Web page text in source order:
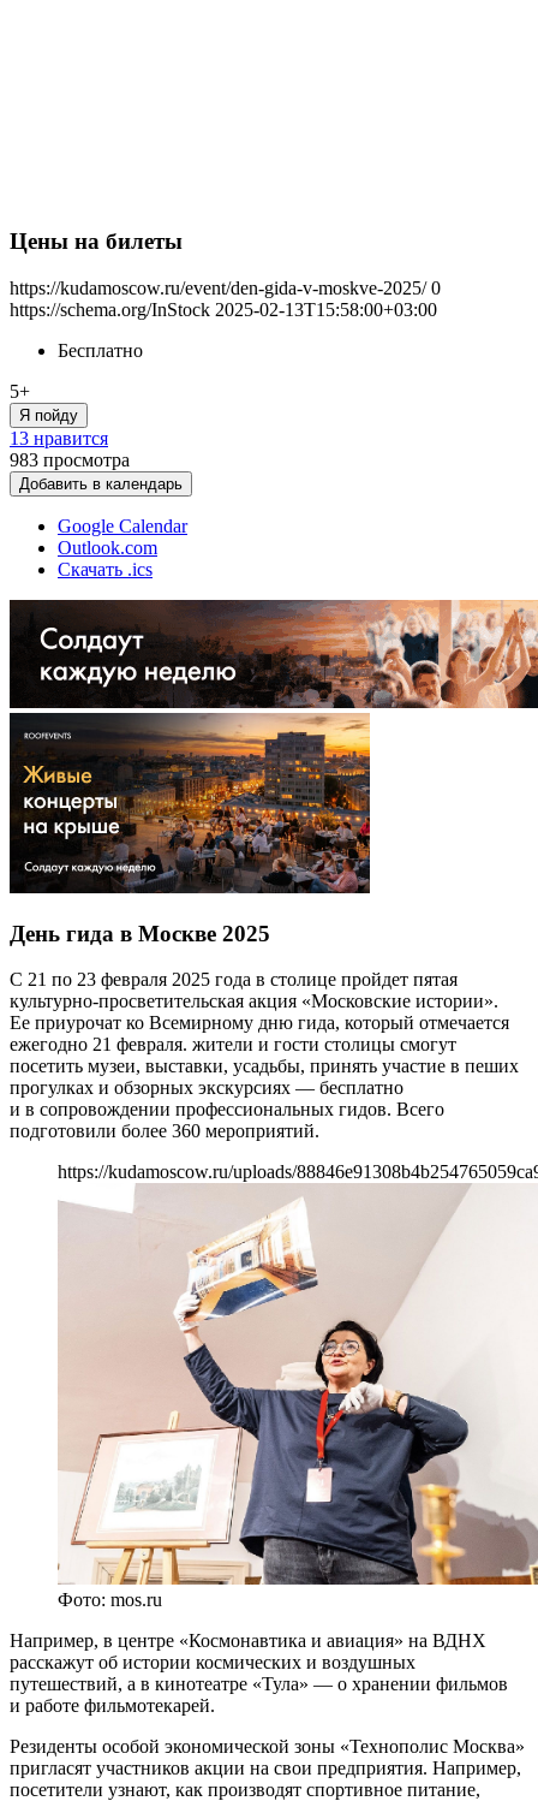
Цены на билеты
https://kudamoscow.ru/event/den-gida-v-moskve-2025/ 0
https://schema.org/InStock 2025-02-13T15:58:00+03:00
Бесплатно
5+
Я пойду
13 нравится
983 просмотра
Добавить в календарь
Google Calendar
Outlook.com
Скачать .ics
День гида в Москве 2025
С 21 по 23 февраля 2025 года в столице пройдет пятая
культурно-просветительская акция «Московские истории».
Ее приурочат ко Всемирному дню гида, который отмечается
ежегодно 21 февраля. жители и гости столицы смогут
посетить музеи, выставки, усадьбы, принять участие в пеших
прогулках и обзорных экскурсиях — бесплатно
и в сопровождении профессиональных гидов. Всего
подготовили более 360 мероприятий.
https://kudamoscow.ru/uploads/
Фото: mos.ru
Например, в центре «Космонавтика и авиация» на ВДНХ
расскажут об истории космических и воздушных
путешествий, а в кинотеатре «Тула» — о хранении фильмов
и работе фильмотекарей.
Резиденты особой экономической зоны «Технополис Москва»
пригласят участников акции на свои предприятия. Например,
посетители узнают, как производят спортивное питание,